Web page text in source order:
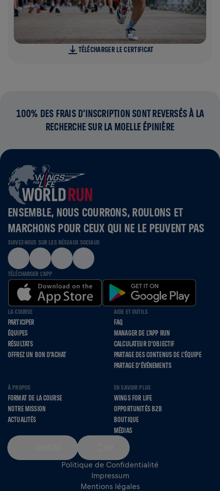
TÉLÉCHARGER LE CERTIFICAT
100% DES FRAIS D'INSCRIPTION SONT REVERSÉS À LA
RECHERCHE SUR LA MOELLE ÉPINIÈRE
ENSEMBLE, NOUS COURRONS, ROULONS ET
MARCHONS POUR CEUX QUI NE LE PEUVENT PAS
SUIVEZ-NOUS SUR LES RÉSEAUX SOCIAUX
TÉLÉCHARGER L'APP
LA COURSE
PARTICIPER
ÉQUIPES
RÉSULTATS
OFFREZ UN BON D'ACHAT
AIDE ET OUTILS
FAQ
MANAGER DE L'APP RUN
CALCULATEUR D'OBJECTIF
PARTAGE DES CONTENUS DE L'ÉQUIPE
PARTAGE D'ÉVÉNEMENTS
À PROPOS
FORMAT DE LA COURSE
NOTRE MISSION
ACTUALITÉS
EN SAVOIR PLUS
WINGS FOR LIFE
OPPORTUNITÉS B2B
BOUTIQUE
MÉDIAS
Politique de Confidentialité
Impressum
Mentions légales